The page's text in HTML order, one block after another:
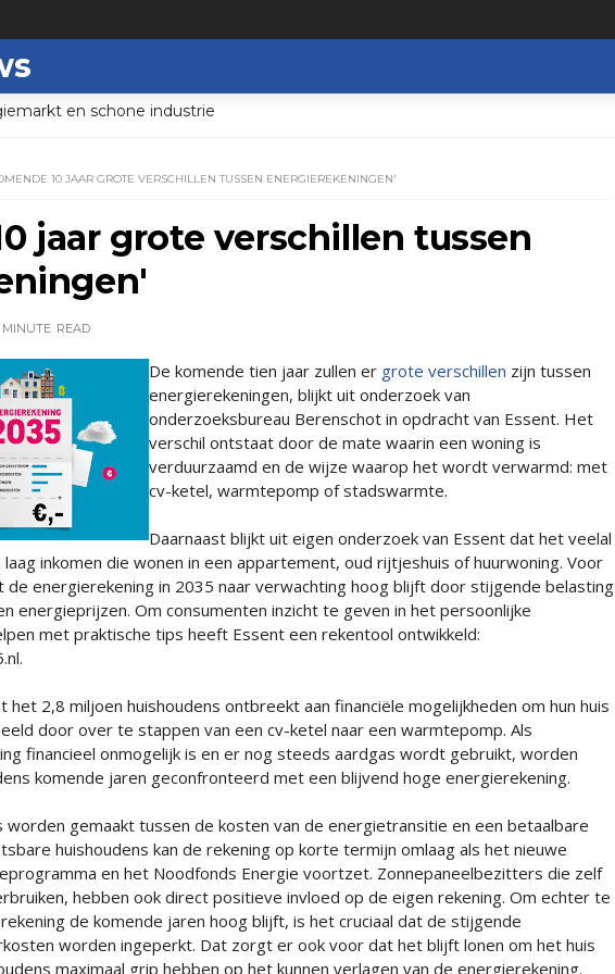
en schone industrie
10 JAAR GROTE VERSCHILLEN TUSSEN ENERGIEREKENINGEN'
jaar grote verschillen tussen
MINUTE READ
De komende tien jaar zullen er grote verschillen zijn tussen
energierekeningen, blijkt uit onderzoek van
onderzoeksbureau Berenschot in opdracht van Essent. Het
verschil ontstaat door de mate waarin een woning is
verduurzaamd en de wijze waarop het wordt verwarmd: met
cv-ketel, warmtepomp of stadswarmte.
Daarnaast blijkt uit eigen onderzoek van Essent dat het veelal
inkomen die wonen in een appartement, oud rijtjeshuis of huurwoning. Voor
de energierekening in 2035 naar verwachting hoog blijft door stijgende belasting
energieprijzen. Om consumenten inzicht te geven in het persoonlijke
met praktische tips heeft Essent een rekentool ontwikkeld:
2,8 miljoen huishoudens ontbreekt aan financiële mogelijkheden om hun huis
door over te stappen van een cv-ketel naar een warmtepomp. Als
financieel onmogelijk is en er nog steeds aardgas wordt gebruikt, worden
komende jaren geconfronteerd met een blijvend hoge energierekening.
worden gemaakt tussen de kosten van de energietransitie en een betaalbare
huishoudens kan de rekening op korte termijn omlaag als het nieuwe
en het Noodfonds Energie voortzet. Zonnepaneelbezitters die zelf
hebben ook direct positieve invloed op de eigen rekening. Om echter te
de komende jaren hoog blijft, is het cruciaal dat de stijgende
worden ingeperkt. Dat zorgt er ook voor dat het blijft lonen om het huis
maximaal grip hebben op het kunnen verlagen van de energierekening.